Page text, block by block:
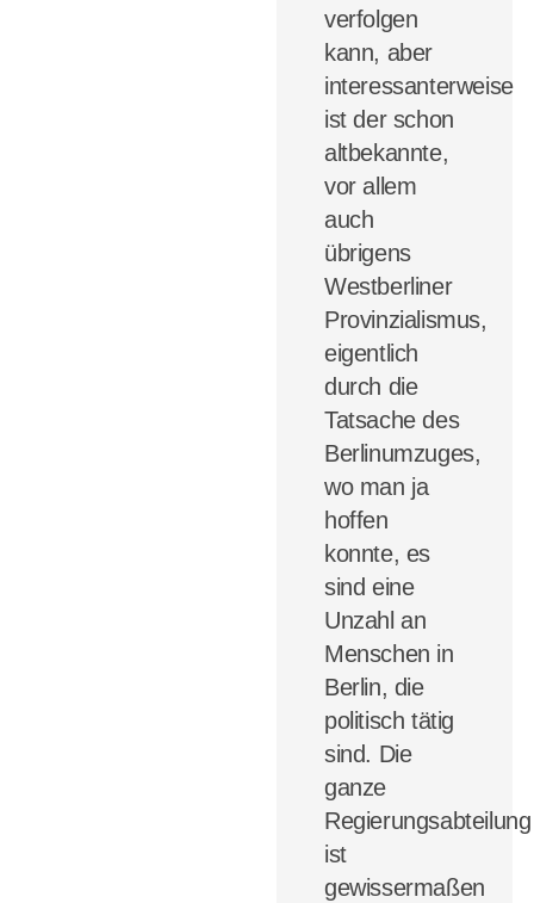
verfolgen
kann, aber
interessanterweise
ist der schon
altbekannte,
vor allem
auch
übrigens
Westberliner
Provinzialismus,
eigentlich
durch die
Tatsache des
Berlinumzuges,
wo man ja
hoffen
konnte, es
sind eine
Unzahl an
Menschen in
Berlin, die
politisch tätig
sind. Die
ganze
Regierungsabteilung
ist
gewissermaßen